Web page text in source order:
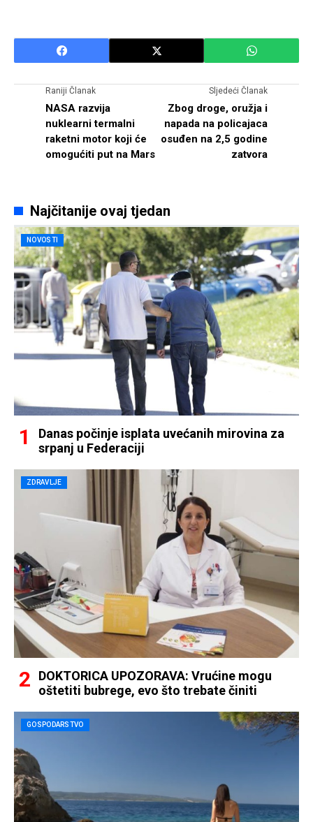
Raniji Članak
NASA razvija
nuklearni termalni
raketni motor koji će
omogućiti put na Mars
Sljedeći Članak
Zbog droge, oružja i
napada na policajaca
osuđen na 2,5 godine
zatvora
Najčitanije ovaj tjedan
NOVOSTI
Danas počinje isplata uvećanih mirovina za
srpanj u Federaciji
ZDRAVLJE
DOKTORICA UPOZORAVA: Vrućine mogu
oštetiti bubrege, evo što trebate činiti
GOSPODARSTVO